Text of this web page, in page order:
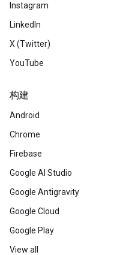
Instagram
LinkedIn
X (Twitter)
YouTube
构建
Android
Chrome
Firebase
Google AI Studio
Google Antigravity
Google Cloud
Google Play
View all